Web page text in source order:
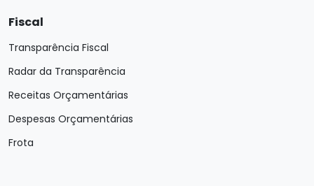
Fiscal
Transparência Fiscal
Radar da Transparência
Receitas Orçamentárias
Despesas Orçamentárias
Frota